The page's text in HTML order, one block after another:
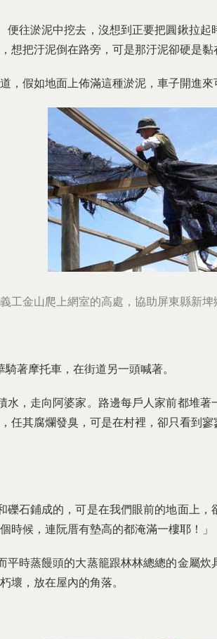
淤泥中挖去，沒想到正要把圓鍬拉起
想把汙泥倒在路旁，可是那汙泥卻硬是黏
假如地面上佈滿這種淤泥，車子開進來
工金山爬上網室的高處，協助屏東縣新埤
著摩托車，在街道另一頭喊著。
走向阿婆家。路邊每戶人家前都堆著
任其腐爛發臭，可是在村裡，卻只看到
鋪成的，可是在我們眼前的地面上，
時候，連阮厝有墊高的都淹滿一樓耶！」
蒸饅頭的大蒸籠跟林林總總的金屬炊
壞，放在屋內的角落。